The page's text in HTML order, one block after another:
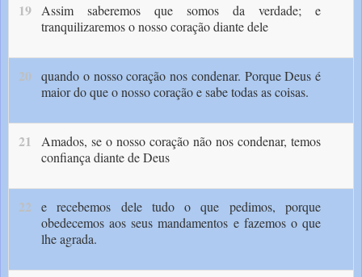
19 Assim saberemos que somos da verdade; e
tranquilizaremos o nosso coração diante dele
20 quando o nosso coração nos condenar. Porque Deus é
maior do que o nosso coração e sabe todas as coisas.
21
Amados, se o nosso coração não nos condenar, temos
confiança diante de Deus
22
e recebemos dele tudo o que pedimos, porque
obedecemos aos seus mandamentos e fazemos o que
lhe agrada.